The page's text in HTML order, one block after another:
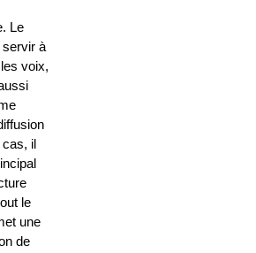
Le
servir à
voix,
il
le
une
de